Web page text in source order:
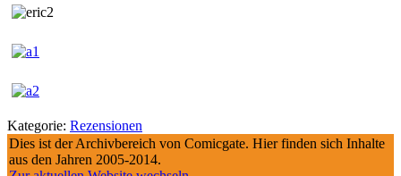
Kategorie: Rezensionen
Dies ist der Archivbereich von Comicgate. Hier finden sich Inhalte
aus den Jahren 2005-2014.